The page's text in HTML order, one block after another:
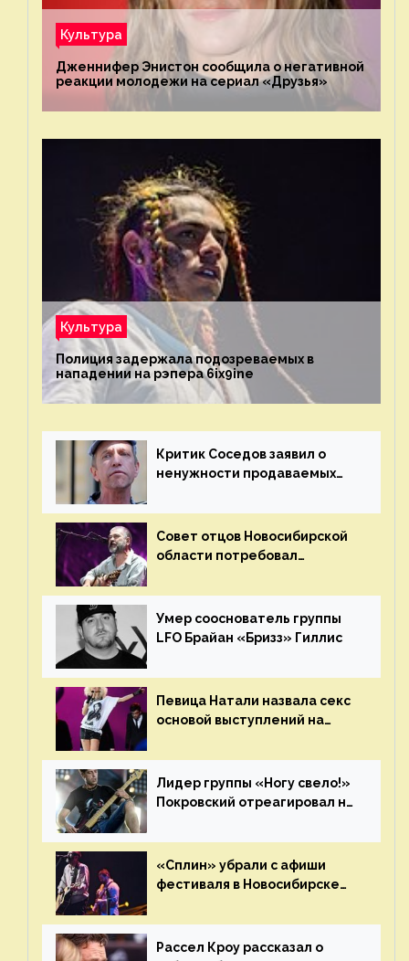
Культура
Дженнифер Энистон сообщила о негативной
реакции молодежи на сериал «Друзья»
Культура
Полиция задержала подозреваемых в
нападении на рэпера 6ix9ine
Критик Соседов заявил о
ненужности продаваемых
Совет отцов Новосибирской
области потребовал
«Сплин»
Умер сооснователь группы
LFO Брайан «Бризз» Гиллис
Певица Натали назвала секс
основой выступлений на
Лидер группы «Ногу свело!»
Покровский отреагировал на
«Сплин» убрали с афиши
фестиваля в Новосибирске
отцов»
Рассел Кроу рассказал о